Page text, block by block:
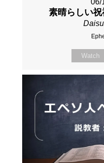
06/
素晴らしい
Watch